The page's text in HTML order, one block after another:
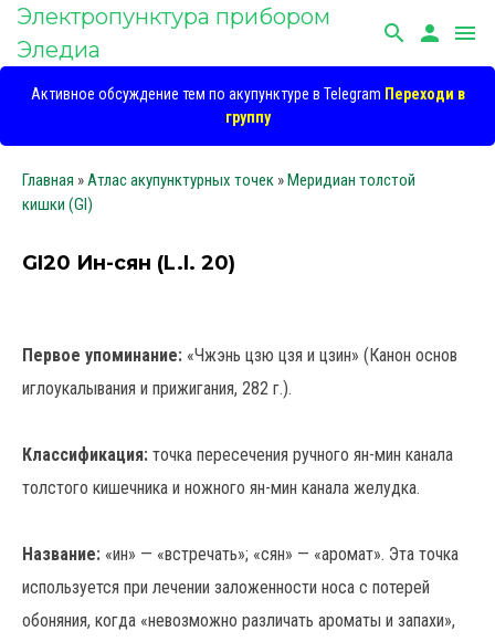
Электропунктура прибором
Эледиа
search person menu
Активное обсуждение тем по акупунктуре в Telegram Переходи в
группу
Главная »Атлас акупунктурных точек »Меридиан толстой
кишки (GI)
GI20 Ин-сян (L.I. 20)
Первое упоминание: «Чжэнь цзю цзя и цзин» (Канон основ
иглоукалывания и прижигания, 282 г.).
Классификация: точка пересечения ручного ян-мин канала
толстого кишечника и ножного ян-мин канала желудка.
Название: «ин» — «встречать»; «сян» — «аромат». Эта точка
используется при лечении заложенности носа с потерей
обоняния, когда «невозможно различать ароматы и запахи»,